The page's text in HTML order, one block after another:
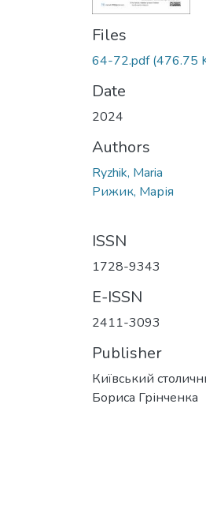
Files
64-72.pdf(476.75
Date
2024
Authors
Ryzhik, Maria
Рижик, Марія
ISSN
1728-9343
E-ISSN
2411-3093
Publisher
Київський
Бориса Грінченка